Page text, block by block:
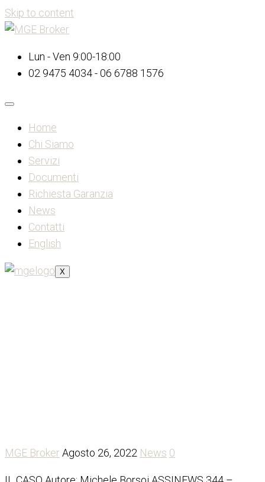
Skip to content
Lun - Ven 9:00-18:00
02 9475 4034 - 06 6788 1576
Home
Chi Siamo
Servizi
Documenti
Richiesta Garanzia
News
Contatti
English
X
MGE Broker Agosto 26, 2022 News 0